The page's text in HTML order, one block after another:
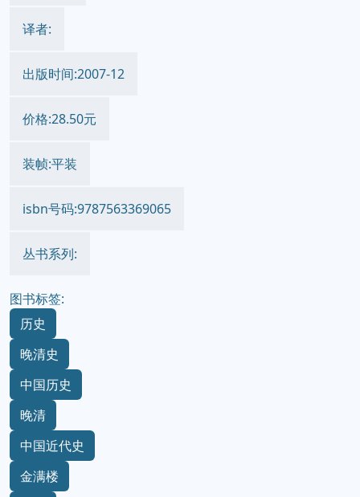
译者:
出版时间:2007-12
价格:28.50元
装帧:平装
isbn号码:9787563369065
丛书系列:
图书标签:
历史
晚清史
中国历史
晚清
中国近代史
金满楼